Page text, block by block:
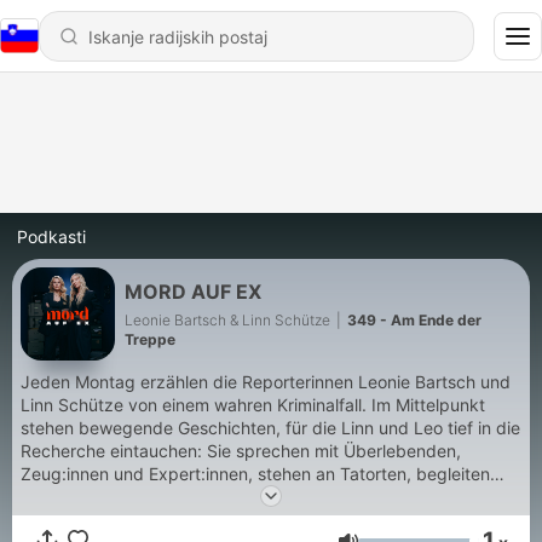
Podkasti
MORD AUF EX
Leonie Bartsch & Linn Schütze
349 - Am Ende der
Treppe
Jeden Montag erzählen die Reporterinnen Leonie Bartsch und
Linn Schütze von einem wahren Kriminalfall. Im Mittelpunkt
stehen bewegende Geschichten, für die Linn und Leo tief in die
Recherche eintauchen: Sie sprechen mit Überlebenden,
Zeug:innen und Expert:innen, stehen an Tatorten, begleiten
Prozesse im Gerichtssaal und arbeiten sich durch
Gerichtsurteile, Aussagen und Widersprüche. Mord auf Ex